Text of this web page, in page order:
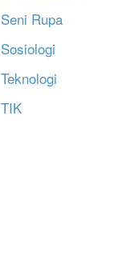
Seni Rupa
Sosiologi
Teknologi
TIK